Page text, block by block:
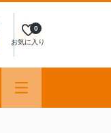
お気に入り
0